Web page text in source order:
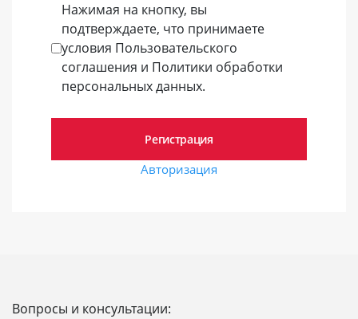
Нажимая на кнопку, вы
подтверждаете, что принимаете
условия Пользовательского
соглашения и Политики обработки
персональных данных.
Авторизация
Вопросы и консультации: